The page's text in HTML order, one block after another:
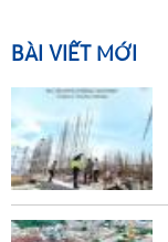
BÀI VIẾT MỚI